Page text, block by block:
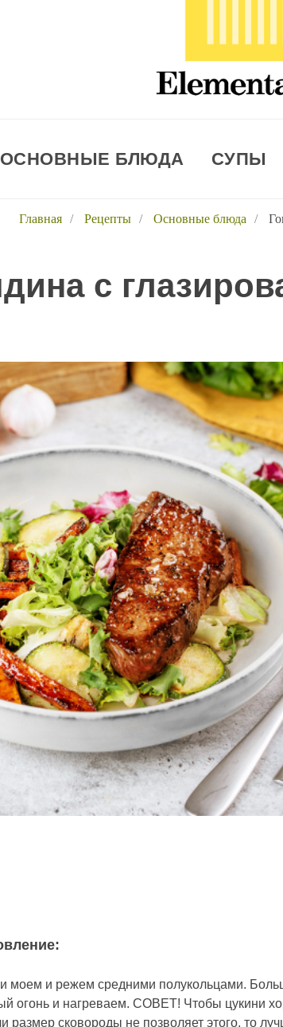
ОСНОВНЫЕ БЛЮДА СУПЫ
Главная / Рецепты / Основные блюда /
с
моем и режем средними полукольцами.
огонь и нагреваем. СОВЕТ! Чтобы цукини
размер сковороды не позволяет этого, то